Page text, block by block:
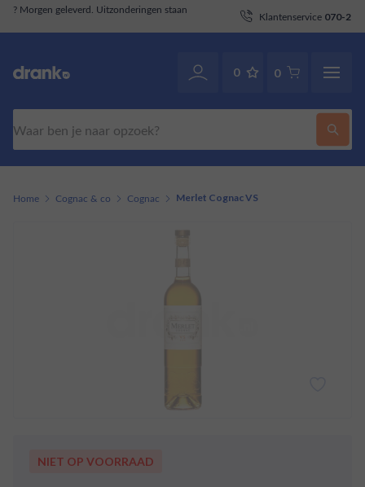
Klantenservice070-2141946 . Ook via WhatsApp.
0 0
Home Cognac & co Cognac Merlet Cognac VS
NIET OP VOORRAAD